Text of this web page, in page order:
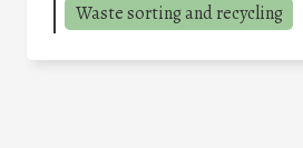
Waste sorting and recycling